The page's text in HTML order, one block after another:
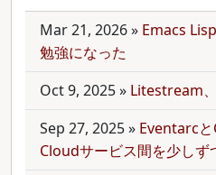
Mar 21, 2026» Emacs
勉強になった
Oct 9, 2025» Litestream
Sep 27, 2025» Eventarc
Cloudサービス間を少しず